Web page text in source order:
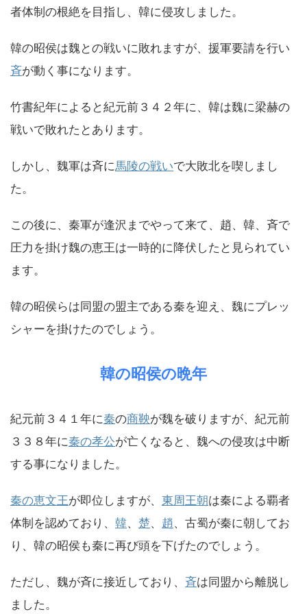
者体制の根絶を目指し、韓に侵攻しました。
韓の昭侯は魏との戦いに敗れますが、援軍要請を行い
斉が動く事になります。
竹書紀年によると紀元前３４２年に、韓は魏に梁赫の
戦いで敗れたとあります。
しかし、魏軍は斉に馬陵の戦いで大敗北を喫しまし
た。
この後に、秦軍が逢沢までやって来て、趙、韓、斉で
圧力を掛け魏の恵王は一時的に降伏したと見られてい
ます。
韓の昭侯らは同盟の盟主である秦を迎え、魏にプレッ
シャーを掛けたのでしょう。
韓の昭侯の晩年
紀元前３４１年に秦の商鞅が魏を破りますが、紀元前
３３８年に秦の孝公が亡くなると、魏への侵攻は中断
する事になりました。
秦の恵文王が即位しますが、 東周王朝は秦による覇者
体制を認めており、 韓、 楚、 趙、古蜀が秦に朝してお
り、韓の昭侯も秦に再び頭を下げたのでしょう。
ただし、魏が斉に接近しており、 斉は同盟から離脱し
ました。